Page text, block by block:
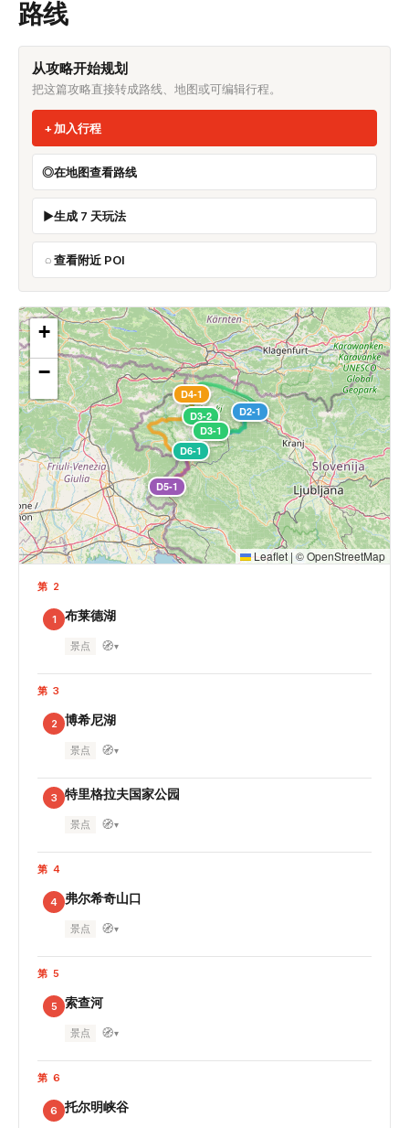
路线
从攻略开始规划
把这篇攻略直接转成路线、地图或可编辑行程。
加入行程
在地图查看路线
生成 7 天玩法
查看附近 POI
D2-1
D3-1
D3-2
D4-1
D5-1
D6-1
+
−
Leaflet | ©OpenStreetMap
第 2
1 布莱德湖
景点 🧭▾
第 3
2 博希尼湖
景点 🧭▾
3 特里格拉夫国家公园
景点 🧭▾
第 4
4 弗尔希奇山口
景点 🧭▾
第 5
5 索查河
景点 🧭▾
第 6
6 托尔明峡谷